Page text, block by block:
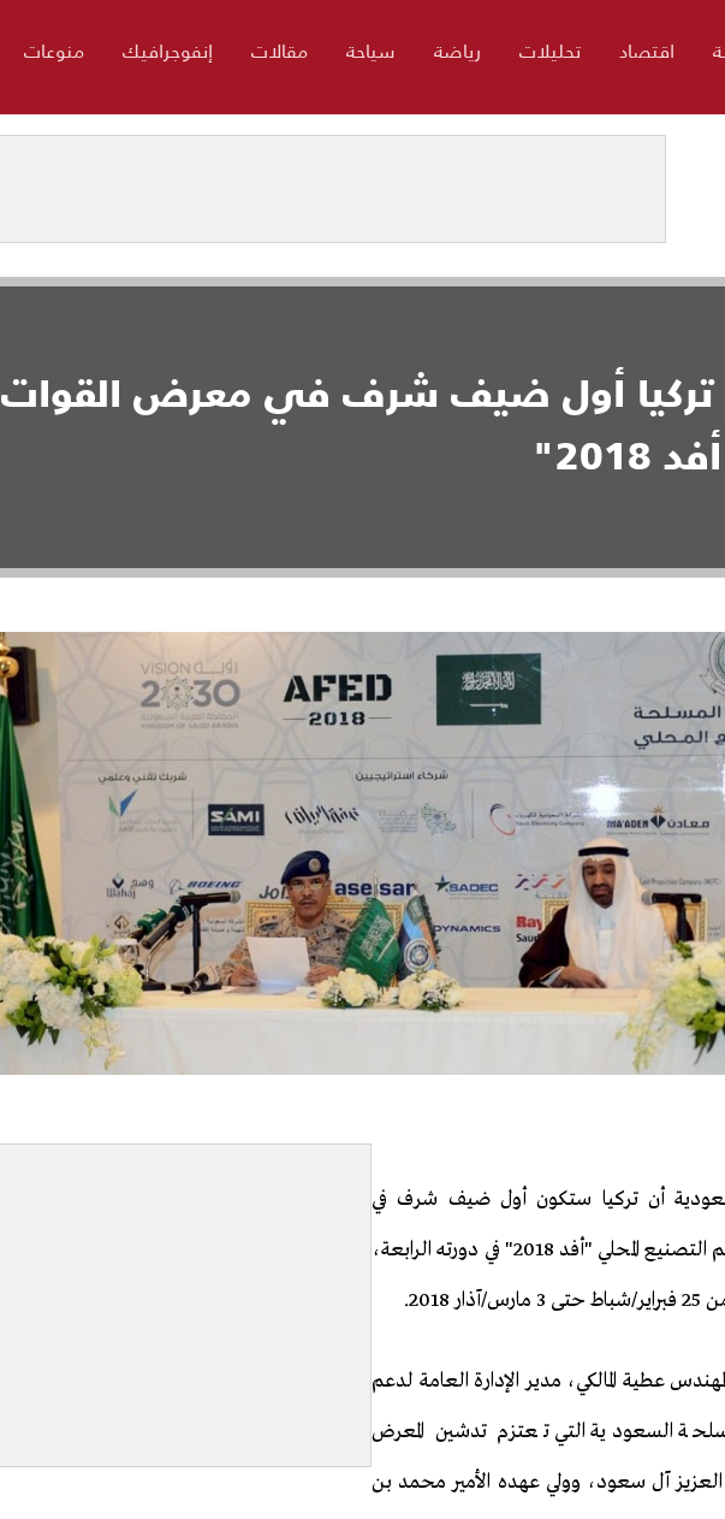
اقتصاد تحليلات رياضة سياحة مقالات إنفوجرافيك منوعات
تركيا أول ضيف شرف في معرض القوات
أن تركيا ستكون أول ضيف شرف في
معرض القوات المسلحة لدعم التصنيع المحلي "أفد 2018" في دورته الرابعة،
عطية المالكي، مدير الإدارة العامة لدعم
السعودية التي تعتزم تدشين المعرض
العزيز آل سعود، وولي عهده الأمير محمد بن